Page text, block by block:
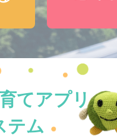
てアプリ
テム